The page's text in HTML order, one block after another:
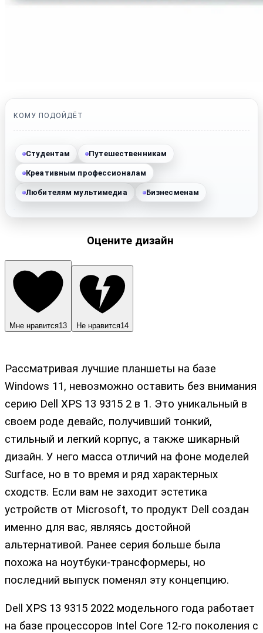
КОМУ ПОДОЙДЁТ
Студентам Путешественникам
Креативным профессионалам
Любителям мультимедиа Бизнесменам
Оцените дизайн
Мне нравится13 Не нравится14
Рассматривая лучшие планшеты на базе
Windows 11, невозможно оставить без внимания
серию Dell XPS 13 9315 2 в 1. Это уникальный в
своем роде девайс, получивший тонкий,
стильный и легкий корпус, а также шикарный
дизайн. У него масса отличий на фоне моделей
Surface, но в то время и ряд характерных
сходств. Если вам не заходит эстетика
устройств от Microsoft, то продукт Dell создан
именно для вас, являясь достойной
альтернативой. Ранее серия больше была
похожа на ноутбуки-трансформеры, но
последний выпуск поменял эту концепцию.
Dell XPS 13 9315 2022 модельного года работает
на базе процессоров Intel Core 12-го поколения с